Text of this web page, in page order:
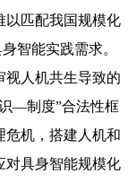
以匹配我国规模化
智能实践需求。
视人机共生导致的
—制度”合法性框
危机，搭建人机和
对具身智能规模化